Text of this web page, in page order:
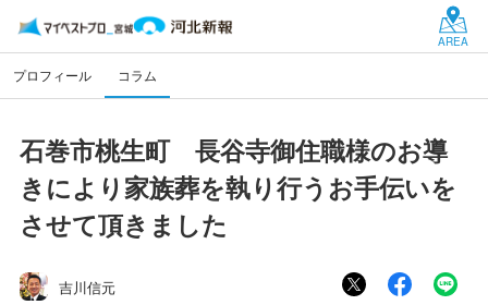
AREA
プロフィール コラム
石巻市桃生町 長谷寺御住職様のお導
きにより家族葬を執り行うお手伝いを
させて頂きました
吉川信元